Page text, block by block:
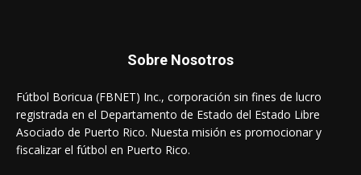
Sobre Nosotros
Fútbol Boricua (FBNET) Inc., corporación sin fines de lucro
registrada en el Departamento de Estado del Estado Libre
Asociado de Puerto Rico. Nuesta misión es promocionar y
fiscalizar el fútbol en Puerto Rico.